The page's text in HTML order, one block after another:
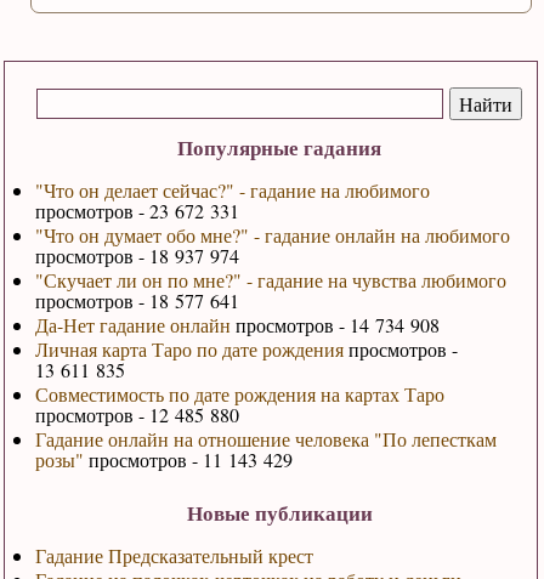
Популярные гадания
"Что он делает сейчас?" - гадание на любимого
просмотров - 23 672 331
"Что он думает обо мне?" - гадание онлайн на любимого
просмотров - 18 937 974
"Скучает ли он по мне?" - гадание на чувства любимого
просмотров - 18 577 641
Да-Нет гадание онлайн просмотров - 14 734 908
Личная карта Таро по дате рожденияпросмотров -
13 611 835
Совместимость по дате рождения на картах Таро
просмотров - 12 485 880
Гадание онлайн на отношение человека "По лепесткам
розы" просмотров - 11 143 429
Новые публикации
Гадание Предсказательный крест